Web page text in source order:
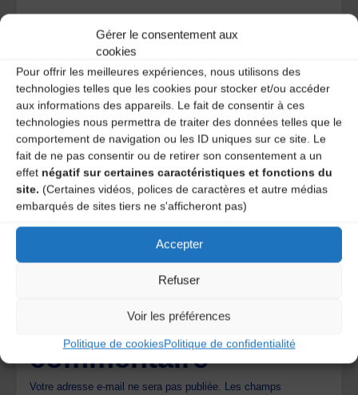
Gérer le consentement aux
cookies
Pour offrir les meilleures expériences, nous utilisons des
technologies telles que les cookies pour stocker et/ou accéder
aux informations des appareils. Le fait de consentir à ces
technologies nous permettra de traiter des données telles que le
comportement de navigation ou les ID uniques sur ce site. Le
fait de ne pas consentir ou de retirer son consentement a un
effet négatif sur certaines caractéristiques et fonctions du
site. (Certaines vidéos, polices de caractères et autre médias
embarqués de sites tiers ne s'afficheront pas)
Accepter
Refuser
Voir les préférences
Politique de cookiesPolitique de confidentialité
Catégories
Agenda
Cantal agenda
Bal Trad Duo Etienne
Laisser un
commentaire
Votre adresse e-mail ne sera pas publiée. Les champs